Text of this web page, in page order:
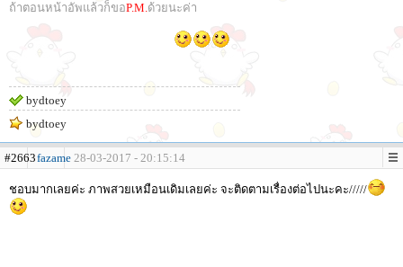
ถ้าตอนหน้าอัพแล้วก็ขอP.M.ด้วยนะค่า
bydtoey
bydtoey
#2663fazame 28-03-2017 - 20:15:14
ชอบมากเลยค่ะ ภาพสวยเหมือนเดิมเลยค่ะ จะติดตามเรื่องต่อไปนะคะ/////